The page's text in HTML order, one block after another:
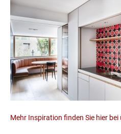
Mehr Inspiration finden Sie hier bei